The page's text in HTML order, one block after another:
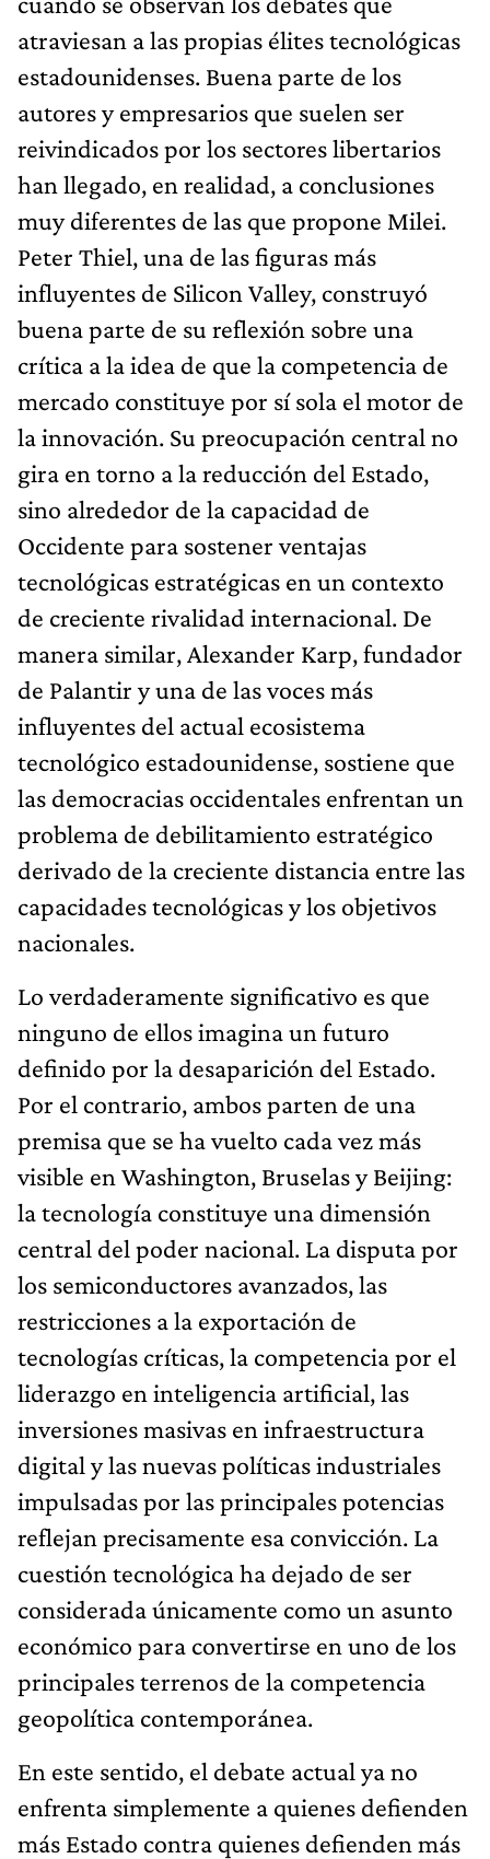
atraviesan a las propias élites tecnológicas
estadounidenses. Buena parte de los
autores y empresarios que suelen ser
reivindicados por los sectores libertarios
han llegado, en realidad, a conclusiones
muy diferentes de las que propone Milei.
Peter Thiel, una de las figuras más
influyentes de Silicon Valley, construyó
buena parte de su reflexión sobre una
crítica a la idea de que la competencia de
mercado constituye por sí sola el motor de
la innovación. Su preocupación central no
gira en torno a la reducción del Estado,
sino alrededor de la capacidad de
Occidente para sostener ventajas
tecnológicas estratégicas en un contexto
de creciente rivalidad internacional. De
manera similar, Alexander Karp, fundador
de Palantir y una de las voces más
influyentes del actual ecosistema
tecnológico estadounidense, sostiene que
las democracias occidentales enfrentan un
problema de debilitamiento estratégico
derivado de la creciente distancia entre las
capacidades tecnológicas y los objetivos
nacionales.
Lo verdaderamente significativo es que
ninguno de ellos imagina un futuro
definido por la desaparición del Estado.
Por el contrario, ambos parten de una
premisa que se ha vuelto cada vez más
visible en Washington, Bruselas y Beijing:
la tecnología constituye una dimensión
central del poder nacional. La disputa por
los semiconductores avanzados, las
restricciones a la exportación de
tecnologías críticas, la competencia por el
liderazgo en inteligencia artificial, las
inversiones masivas en infraestructura
digital y las nuevas políticas industriales
impulsadas por las principales potencias
reflejan precisamente esa convicción. La
cuestión tecnológica ha dejado de ser
considerada únicamente como un asunto
económico para convertirse en uno de los
principales terrenos de la competencia
geopolítica contemporánea.
En este sentido, el debate actual ya no
enfrenta simplemente a quienes defienden
más Estado contra quienes defienden más